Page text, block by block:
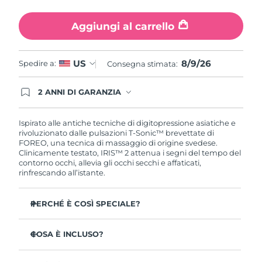
Aggiungi al carrello
Spedire a: US Consegna stimata: 8/9/26
2 ANNI DI GARANZIA
che, in caso di difetti nei primi 2 anni dalla data di
acquisto, FOREO sostituirà il tuo prodotto
gratuitamente.
Ispirato alle antiche tecniche di digitopressione asiatiche e
rivoluzionato dalle pulsazioni T-Sonic™ brevettate di
FOREO, una tecnica di massaggio di origine svedese.
Clinicamente testato, IRIS™ 2 attenua i segni del tempo del
contorno occhi, allevia gli occhi secchi e affaticati,
rinfrescando all’istante.
PERCHÉ È COSÌ SPECIALE?
ed efficace per il contorno occhi.
3,5 volte più efficace nel ridurre le borse sotto gli occhi*
COSA È INCLUSO?
Turchia
Emirati Arabi Uniti 8/9/26
Regno Unito Consegna stimata
Stati Uniti
Uzbekistan Consegna stimata8/13/26
Vietnam Consegna stimata8/14/26